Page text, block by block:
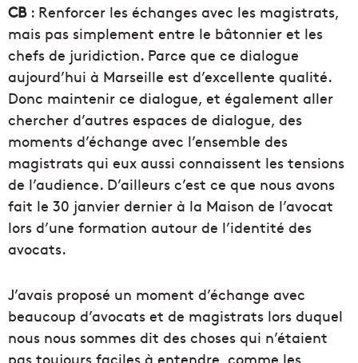
CB: Renforcer les échanges avec les magistrats,
mais pas simplement entre le bâtonnier et les
chefs de juridiction. Parce que ce dialogue
aujourd’hui à Marseille est d’excellente qualité.
Donc maintenir ce dialogue, et également aller
chercher d’autres espaces de dialogue, des
moments d’échange avec l’ensemble des
magistrats qui eux aussi connaissent les tensions
de l’audience. D’ailleurs c’est ce que nous avons
fait le 30 janvier dernier à la Maison de l’avocat
lors d’une formation autour de l’identité des
avocats.
J’avais proposé un moment d’échange avec
beaucoup d’avocats et de magistrats lors duquel
nous nous sommes dit des choses qui n’étaient
pas toujours faciles à entendre, comme les